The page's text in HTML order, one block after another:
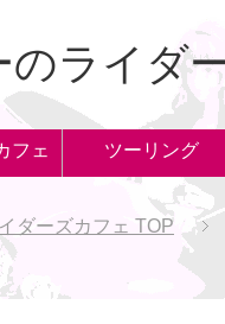
のライダ
フェ ツーリング
ダーズカフェ TOP